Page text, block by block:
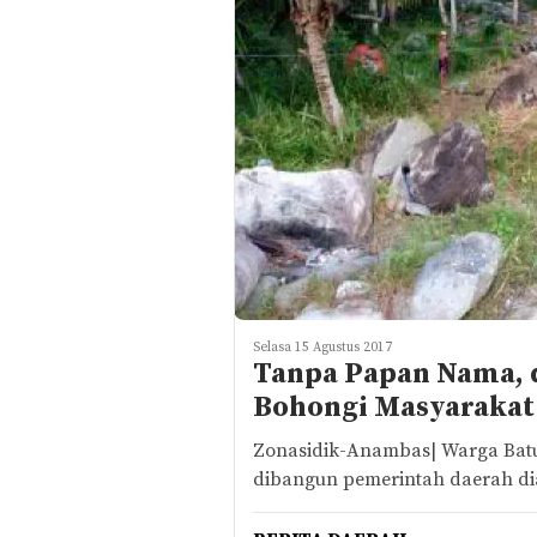
Selasa 15 Agustus 2017
Tanpa Papan
Bohongi Masyarakat
Zonasidik-Anambas| Warga
dibangun pemerintah daerah